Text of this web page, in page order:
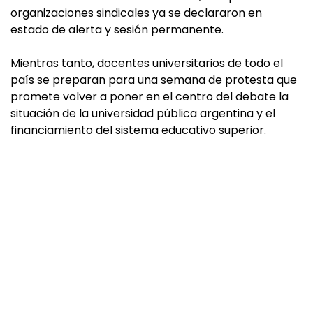
organizaciones sindicales ya se declararon en
estado de alerta y sesión permanente.
Mientras tanto, docentes universitarios de todo el
país se preparan para una semana de protesta que
promete volver a poner en el centro del debate la
situación de la universidad pública argentina y el
financiamiento del sistema educativo superior.